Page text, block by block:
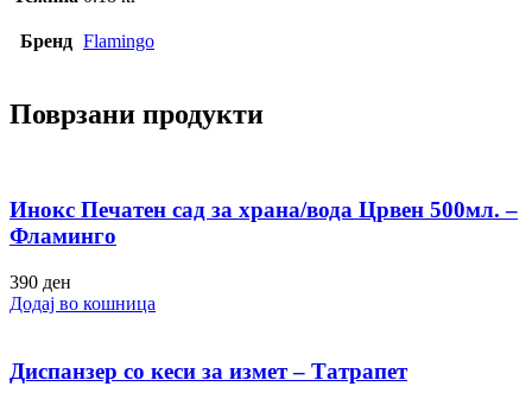
Бренд Flamingo
Поврзани продукти
Инокс Печатен сад за храна/вода Црвен 500мл. –
Фламинго
390 ден
Додај во кошница
Диспанзер со кеси за измет – Татрапет